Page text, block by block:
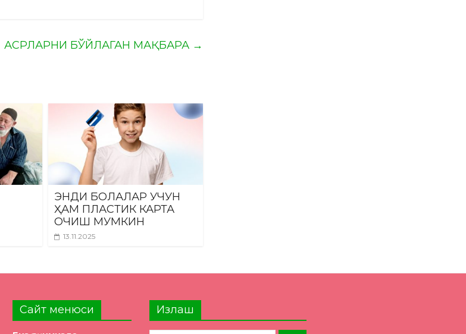
АСРЛАРНИ БЎЙЛАГАН МАҚБАРА →
ЭНДИ БОЛАЛАР УЧУН
ҲАМ ПЛАСТИК КАРТА
ОЧИШ МУМКИН
13.11.2025
Сайт менюси Излаш